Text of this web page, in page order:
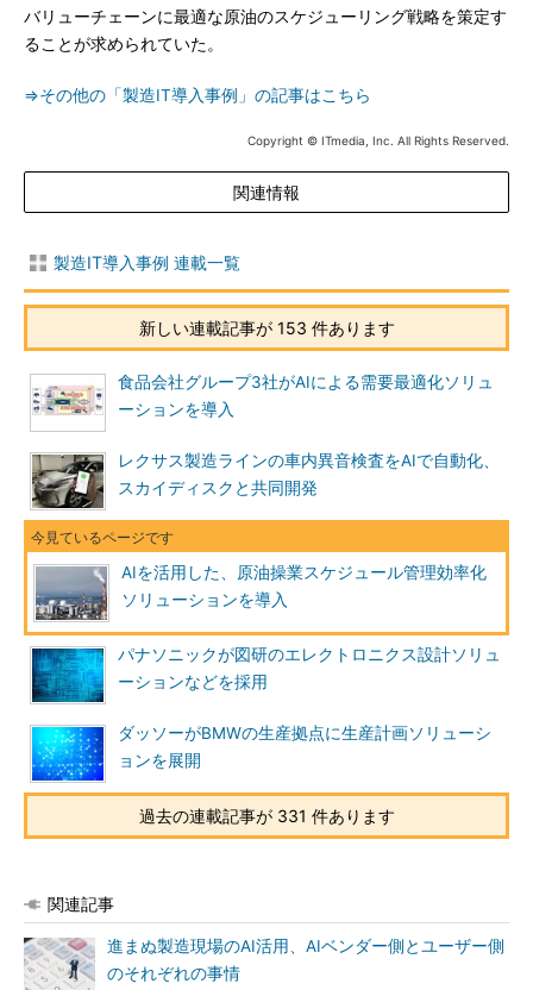
バリューチェーンに最適な原油のスケジューリング戦略を策定す
ることが求められていた。
⇒その他の「製造IT導入事例」の記事はこちら
Copyright © ITmedia, Inc. All Rights Reserved.
関連情報
製造IT導入事例 連載一覧
新しい連載記事が 153 件あります
食品会社グループ3社がAIによる需要最適化ソリュ
ーションを導入
レクサス製造ラインの車内異音検査をAIで自動化、
スカイディスクと共同開発
AIを活用した、原油操業スケジュール管理効率化
ソリューションを導入
パナソニックが図研のエレクトロニクス設計ソリュ
ーションなどを採用
ダッソーがBMWの生産拠点に生産計画ソリューシ
ョンを展開
過去の連載記事が 331 件あります
関連記事
進まぬ製造現場のAI活用、AIベンダー側とユーザー側
のそれぞれの事情